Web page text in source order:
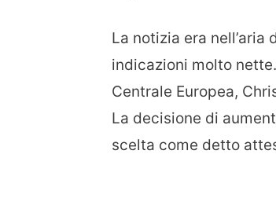
La notizia era
indicazioni molto
Centrale Europea,
La decisione di
scelta come detto